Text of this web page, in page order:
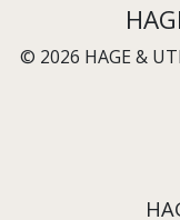
© 2026 HAGE &